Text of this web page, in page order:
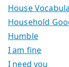
House
Household
Humble
I am fine
I need you